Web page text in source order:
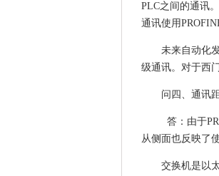
PLC之间的通讯
通讯使用
未来自动化
级通讯。对于西
问四、通讯
答：由于
从侧面也反映了
交换机是以